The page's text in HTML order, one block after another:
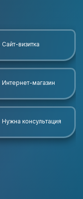
Сайт-визитка
Интернет-магазин
Нужна консультация